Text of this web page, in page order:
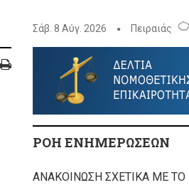
Σάβ. 8 Αύγ. 2026 Πειραιάς
ΡΟΗ ΕΝΗΜΕΡΩΣΕΩΝ
ΑΝΑΚΟΙΝΩΣΗ ΣΧΕΤΙΚΑ ΜΕ ΤΟ